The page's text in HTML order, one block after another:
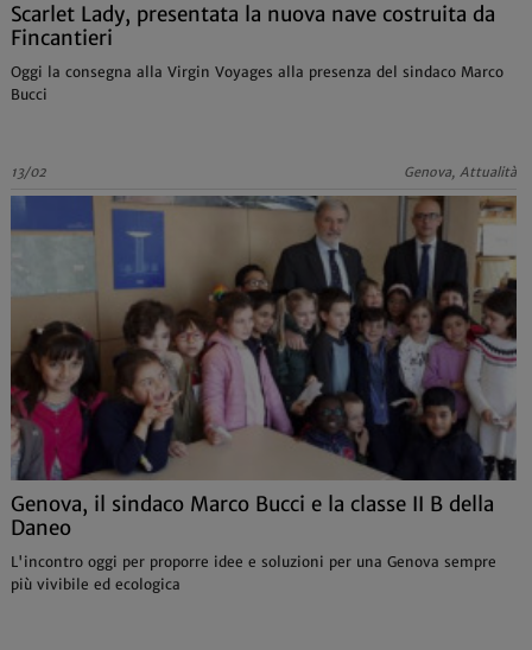
Scarlet Lady, presentata la nuova nave costruita da
Fincantieri
Oggi la consegna alla Virgin Voyages alla presenza del sindaco Marco
Bucci
13/02 Genova, Attualità
Genova, il sindaco Marco Bucci e la classe II B della
Daneo
L'incontro oggi per proporre idee e soluzioni per una Genova sempre
più vivibile ed ecologica